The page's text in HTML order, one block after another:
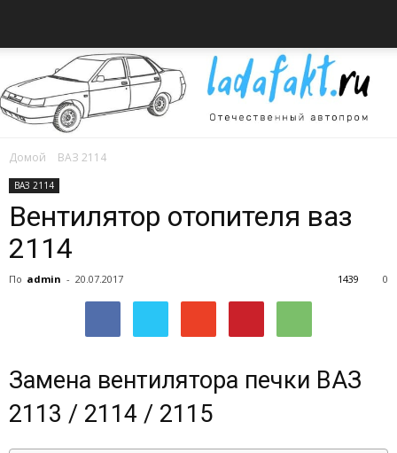
автомобилях
Лада
Домой ВАЗ 2114
ВАЗ 2114
Вентилятор отопителя ваз
2114
По admin - 20.07.2017 0
1439
Замена вентилятора печки ВАЗ
2113 / 2114 / 2115